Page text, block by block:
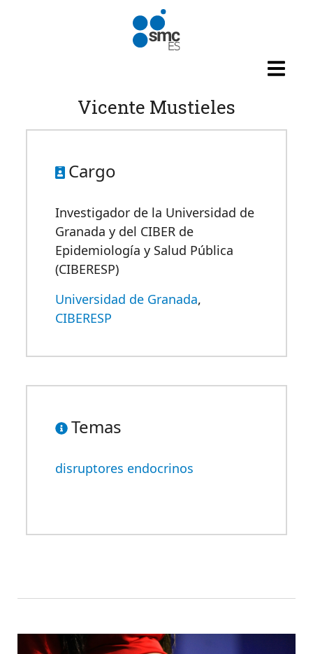
Pasar al contenido principal
Vicente Mustieles
Cargo
Investigador de la Universidad de
Granada y del CIBER de
Epidemiología y Salud Pública
(CIBERESP)
Universidad de Granada,
CIBERESP
Temas
disruptores endocrinos